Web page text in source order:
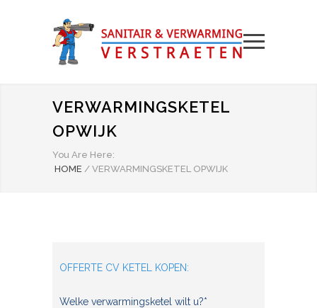
VERWARMINGSKETEL
OPWIJK
You Are Here:
HOME / VERWARMINGSKETEL OPWIJK
OFFERTE CV KETEL KOPEN:
Welke verwarmingsketel wilt u?*